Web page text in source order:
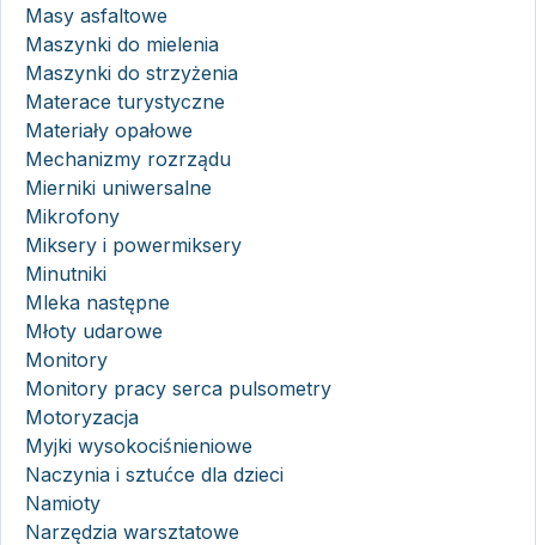
Masy asfaltowe
Maszynki do mielenia
Maszynki do strzyżenia
Materace turystyczne
Materiały opałowe
Mechanizmy rozrządu
Mierniki uniwersalne
Mikrofony
Miksery i powermiksery
Minutniki
Mleka następne
Młoty udarowe
Monitory
Monitory pracy serca pulsometry
Motoryzacja
Myjki wysokociśnieniowe
Naczynia i sztućce dla dzieci
Namioty
Narzędzia warsztatowe